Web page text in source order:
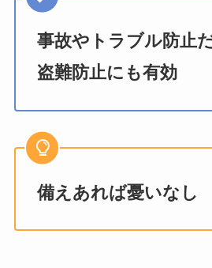
事故やトラブル防止
盗難防止にも有効
備えあれば憂いなし